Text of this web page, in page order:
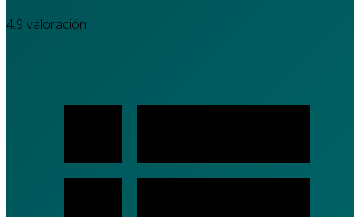
4.9 valoración